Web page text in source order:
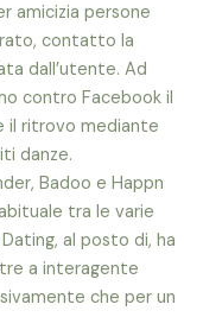
amicizia persone
contatto la
dall’utente. Ad
contro Facebook il
il ritrovo mediante
danze.
Badoo e Happn
tra le varie
al posto di, ha
a interagente
che per un